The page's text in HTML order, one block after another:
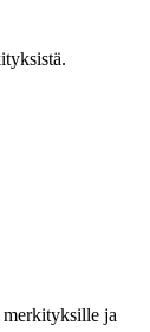
merkityksille ja